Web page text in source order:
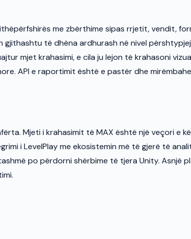
me zbërthime sipas rrjetit, vendit,
gjithashtu të dhëna ardhurash në nivel
mjet krahasimi, e cila ju lejon të krahasoni
API e raportimit është e pastër dhe
Mjeti i krahasimit të MAX është një veçori e
i LevelPlay me ekosistemin më të gjerë të
po përdorni shërbime të tjera Unity. Asnjë